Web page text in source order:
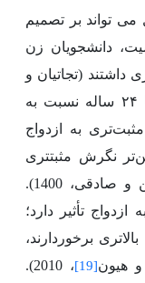
تواند بر تصمیم
دانشجویان زن
داشتند (تجاتیان و
همکاران، 2022). همچنین، جوانان ۱۵ تا ۲۴ ساله نسبت به
سال نگرش مثبت‌تری به ازدواج
نگرش مثبت­تری
نسبت به ازدواج نشان می‌دهند. (فروتن و صادقی، 1400).
تأثیر دارد؛
برخوردارند،
و هیون[19]
، 2010).